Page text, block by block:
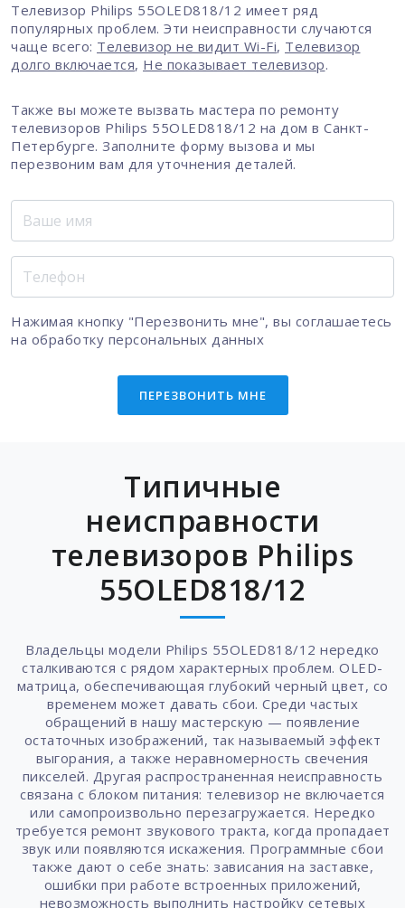
Телевизор Philips 55OLED818/12 имеет ряд
популярных проблем. Эти неисправности случаются
чаще всего: Телевизор не видит Wi-Fi, Телевизор
долго включается, Не показывает телевизор.
Также вы можете вызвать мастера по ремонту
телевизоров Philips 55OLED818/12 на дом в Санкт-
Петербурге. Заполните форму вызова и мы
перезвоним вам для уточнения деталей.
Нажимая кнопку "Перезвонить мне", вы соглашаетесь
на обработку персональных данных
ПЕРЕЗВОНИТЬ МНЕ
Типичные
неисправности
телевизоров Philips
55OLED818/12
Владельцы модели Philips 55OLED818/12 нередко
сталкиваются с рядом характерных проблем. OLED-
матрица, обеспечивающая глубокий черный цвет, со
временем может давать сбои. Среди частых
обращений в нашу мастерскую — появление
остаточных изображений, так называемый эффект
выгорания, а также неравномерность свечения
пикселей. Другая распространенная неисправность
связана с блоком питания: телевизор не включается
или самопроизвольно перезагружается. Нередко
требуется ремонт звукового тракта, когда пропадает
звук или появляются искажения. Программные сбои
также дают о себе знать: зависания на заставке,
ошибки при работе встроенных приложений,
невозможность выполнить настройку сетевых